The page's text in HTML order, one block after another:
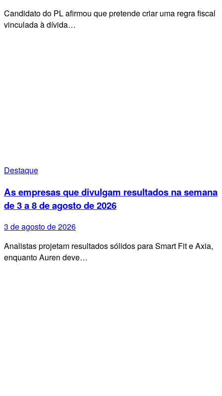
Candidato do PL afirmou que pretende criar uma regra fiscal
vinculada à dívida…
Destaque
As empresas que divulgam resultados na semana
de 3 a 8 de agosto de 2026
3 de agosto de 2026
Analistas projetam resultados sólidos para Smart Fit e Axia,
enquanto Auren deve…